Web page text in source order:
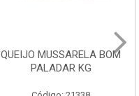
QUEIJO MUSSARELA BOM
PALADAR KG